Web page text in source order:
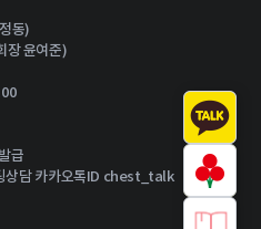
동)
장 윤여준)
급
상담 카카오톡ID chest_talk